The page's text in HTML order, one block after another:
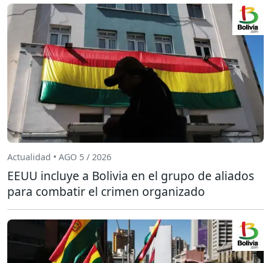
Actualidad • AGO 5 / 2026
EEUU incluye a Bolivia en el grupo de aliados
para combatir el crimen organizado